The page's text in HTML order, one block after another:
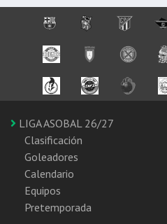
LIGA ASOBAL 26/27
Clasificación
Goleadores
Calendario
Equipos
Pretemporada